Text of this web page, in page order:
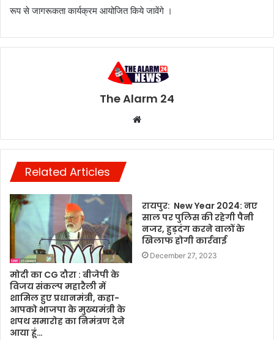
रूप से जागरूकता कार्यक्रम आयोजित किये जावेंगे ।
The Alarm 24
Website
Related Articles
मोदी का CG दौरा : बीजेपी के
विजय संकल्प महारैली में
शामिल हुए प्रधानमंत्री, कहा-
आपको भाजपा के मुख्यमंत्री के
शपथ समारोह का निमंत्रण देने
आया हूं…
रायपुर: New Year 2024: नए
साल पर पुलिस की रहेगी पैनी
नजर, हुड़दंग करने वालों के
खिलाफ होगी कार्रवाई
December 27, 2023